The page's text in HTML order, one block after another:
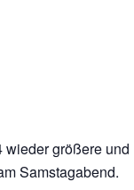
wieder größere und
Samstagabend.